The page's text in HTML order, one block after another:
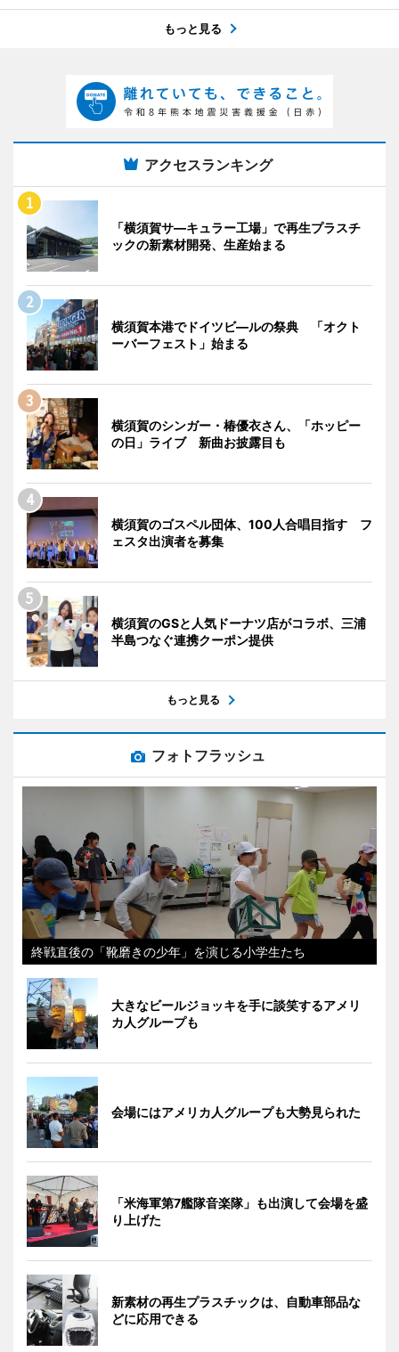
もっと見る
アクセスランキング
「横須賀サ―キュラー工場」で再生プラスチ
ックの新素材開発、生産始まる
横須賀本港でドイツビ―ルの祭典 「オクト
ーバーフェスト」始まる
横須賀のシンガー・椿優衣さん、「ホッピー
の日」ライブ 新曲お披露目も
横須賀のゴスペル団体、100人合唱目指す フ
ェスタ出演者を募集
横須賀のGSと人気ドーナツ店がコラボ、三浦
半島つなぐ連携クーポン提供
もっと見る
フォトフラッシュ
終戦直後の「靴磨きの少年」を演じる小学生たち
大きなビールジョッキを手に談笑するアメリ
カ人グループも
会場にはアメリカ人グループも大勢見られた
「米海軍第7艦隊音楽隊」も出演して会場を盛
り上げた
新素材の再生プラスチックは、自動車部品な
どに応用できる